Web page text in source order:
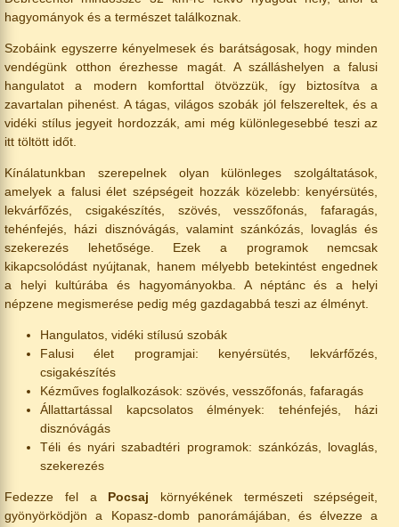
hagyományok és a természet találkoznak.
Szobáink egyszerre kényelmesek és barátságosak, hogy minden
vendégünk otthon érezhesse magát. A szálláshelyen a falusi
hangulatot a modern komforttal ötvözzük, így biztosítva a
zavartalan pihenést. A tágas, világos szobák jól felszereltek, és a
vidéki stílus jegyeit hordozzák, ami még különlegesebbé teszi az
itt töltött időt.
Kínálatunkban szerepelnek olyan különleges szolgáltatások,
amelyek a falusi élet szépségeit hozzák közelebb: kenyérsütés,
lekvárfőzés, csigakészítés, szövés, vesszőfonás, fafaragás,
tehénfejés, házi disznóvágás, valamint szánkózás, lovaglás és
szekerezés lehetősége. Ezek a programok nemcsak
kikapcsolódást nyújtanak, hanem mélyebb betekintést engednek
a helyi kultúrába és hagyományokba. A néptánc és a helyi
népzene megismerése pedig még gazdagabbá teszi az élményt.
Hangulatos, vidéki stílusú szobák
Falusi élet programjai: kenyérsütés, lekvárfőzés,
csigakészítés
Kézműves foglalkozások: szövés, vesszőfonás, fafaragás
Állattartással kapcsolatos élmények: tehénfejés, házi
disznóvágás
Téli és nyári szabadtéri programok: szánkózás, lovaglás,
szekerezés
Fedezze fel a Pocsaj környékének természeti szépségeit,
gyönyörködjön a Kopasz-domb panorámájában, és élvezze a